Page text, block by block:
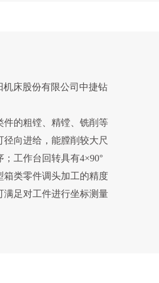
床股份有限公司中捷钻
件的粗镗、精镗、铣削等
向进给，能膛削较大尺
工作台回转具有4×90°
箱类零件调头加工的精度
满足对工件进行坐标测量